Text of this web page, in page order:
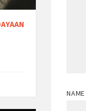
NAME